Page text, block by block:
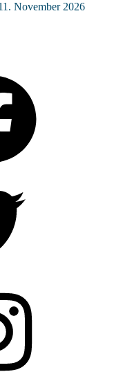
November 2026